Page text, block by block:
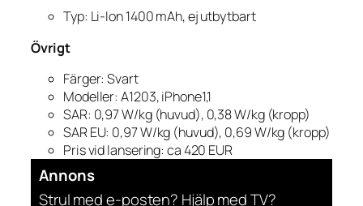
Typ: Li-Ion 1400 mAh, ej utbytbart
Övrigt
Färger: Svart
Modeller: A1203, iPhone1,1
SAR: 0,97 W/kg (huvud), 0,38 W/kg (kropp)
SAR EU: 0,97 W/kg (huvud), 0,69 W/kg (kropp)
Pris vid lansering: ca 420 EUR
Annons
Strul med e-posten? Hjälp med TV?